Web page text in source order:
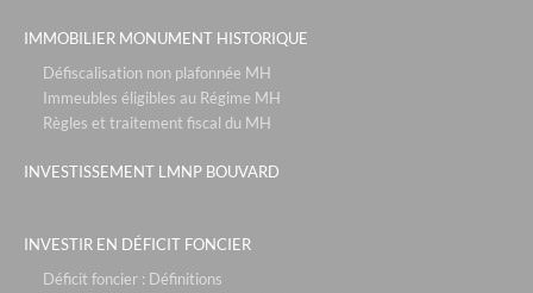
IMMOBILIER MONUMENT HISTORIQUE
Défiscalisation non plafonnée MH
Immeubles éligibles au Régime MH
Règles et traitement fiscal du MH
INVESTISSEMENT LMNP BOUVARD
INVESTIR EN DÉFICIT FONCIER
Déficit foncier : Définitions